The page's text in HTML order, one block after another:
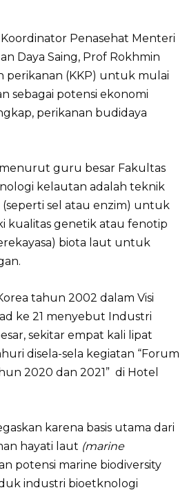
Penasehat Menteri
Daya Saing, Prof Rokhmin
perikanan (KKP) untuk mulai
sebagai potensi ekonomi
perikanan budidaya
menurut guru besar Fakultas
kelautan adalah teknik
sel atau enzim) untuk
kualitas genetik atau fenotip
biota laut untuk
tahun 2002 dalam Visi
ke 21 menyebut Industri
sekitar empat kali lipat
disela-sela kegiatan “Forum
2020 dan 2021” di Hotel
karena basis utama dari
hayati laut (marine
potensi marine biodiversity
industri bioetknologi